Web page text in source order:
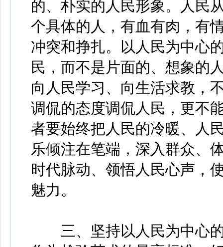
的、朴实的人民形象。人民
个具体的人，有血有肉，有
冲突和挣扎。以人民为中心
民，而不是片面的、想象的
向人民学习、向生活求教，
调侃的态度调侃人民，更不
者要始终把人民的冷暖、人
乐倾注在笔端，深入群众、
时代脉动、领悟人民心声，
魅力。
三、坚持以人民为中心的